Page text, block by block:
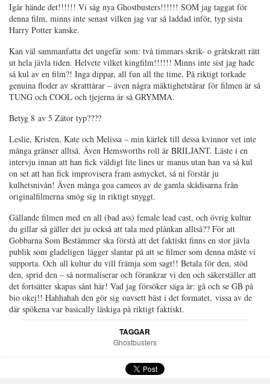
Igår hände det!!!!!! Vi såg nya Ghostbusters!!!!!! SOM jag taggat för
denna film, minns inte senast vilken jag var så laddad inför, typ sista
Harry Potter kanske.
Kan väl sammanfatta det ungefär som: två timmars skrik- o gråtskratt rätt
ut hela jävla tiden. Helvete vilket kingfilm!!!!!! Minns inte sist jag hade
så kul av en film?! Inga dippar, all fun all the time. På riktigt torkade
genuina floder av skratttårar – även några mäktighetstårar för filmen är så
TUNG och COOL och tjejerna är så GRYMMA.
Betyg 8 av 5 Zätor typ????
Leslie, Kristen, Kate och Melissa – min kärlek till dessa kvinnor vet inte
många gränser alltså. Även Hemsworths roll är BRILJANT. Läste i en
intervju innan att han fick väldigt lite lines ur manus utan han va så kul
on set att han fick improvisera fram asmycket, så ni förstår ju
kulhetsnivån! Även många goa cameos av de gamla skådisarna från
originalfilmerna smög sig in riktigt snyggt.
Gällande filmen med en all (bad ass) female lead cast, och övrig kultur
du gillar så gäller det ju också att tala med plånkan alltså?? För att
Gobbarna Som Bestämmer ska förstå att det faktiskt finns en stor jävla
publik som gladeligen lägger slantar på att se filmer som denna måste vi
supporta. Och all kultur du vill främja som sagt!! Betala för den, stöd
den, sprid den – så normaliserar och förankrar vi den och säkerställer att
det fortsätter skapas sånt här! Vad jag försöker säga är: gå och se GB på
bio okej!! Hahhahah den gör sig oavsett bäst i det formatet, vissa av de
där spökena var basically läskiga på riktigt faktiskt.
TAGGAR
Ghostbusters